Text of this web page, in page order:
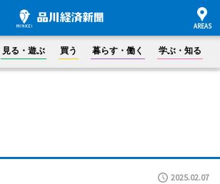
見る・遊ぶ 買う 暮らす・働く 学ぶ・知る
2025.02.07